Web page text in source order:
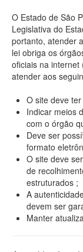
O Estado de São
Legislativa do
portanto, atender
lei obriga os
oficiais na internet
atender aos
O site deve
Indicar meios
com o órgão
Deve ser
formato
O site deve
de
estruturados ;
A
devem ser
Manter